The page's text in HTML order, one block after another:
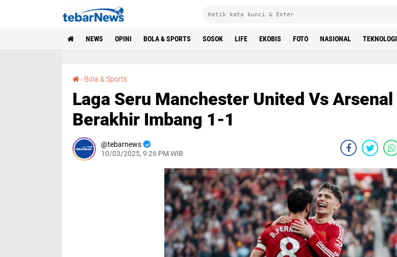
NEWS OPINI BOLA & SPORTS SOSOK LIFE EKOBIS FOTO NASIONAL TEKNOLOGI
› Bola & Sports
Laga Seru Manchester United Vs Arsenal
Berakhir Imbang 1-1
tebarnews
10/03/2025, 9:26 PM WIB